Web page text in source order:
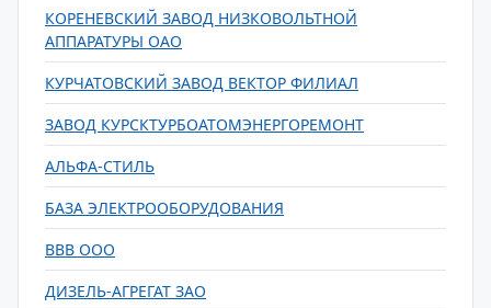
КОРЕНЕВСКИЙ ЗАВОД НИЗКОВОЛЬТНОЙ
АППАРАТУРЫ ОАО
КУРЧАТОВСКИЙ ЗАВОД ВЕКТОР ФИЛИАЛ
ЗАВОД КУРСКТУРБОАТОМЭНЕРГОРЕМОНТ
АЛЬФА-СТИЛЬ
БАЗА ЭЛЕКТРООБОРУДОВАНИЯ
ВВВ ООО
ДИЗЕЛЬ-АГРЕГАТ ЗАО